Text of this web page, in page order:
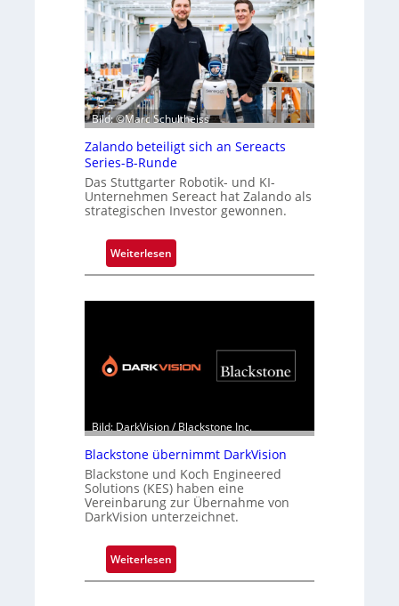
Bild: ©Marc Schultheiss
Zalando beteiligt sich an Sereacts
Series-B-Runde
Das Stuttgarter Robotik- und KI-
Unternehmen Sereact hat Zalando als
strategischen Investor gewonnen.
Weiterlesen:
Z
d
e
t
e
i
l
i
t
s
Bild: DarkVision / Blackstone Inc.
Blackstone übernimmt DarkVision
Blackstone und Koch Engineered
Solutions (KES) haben eine
Vereinbarung zur Übernahme von
DarkVision unterzeichnet.
Weiterlesen:
B